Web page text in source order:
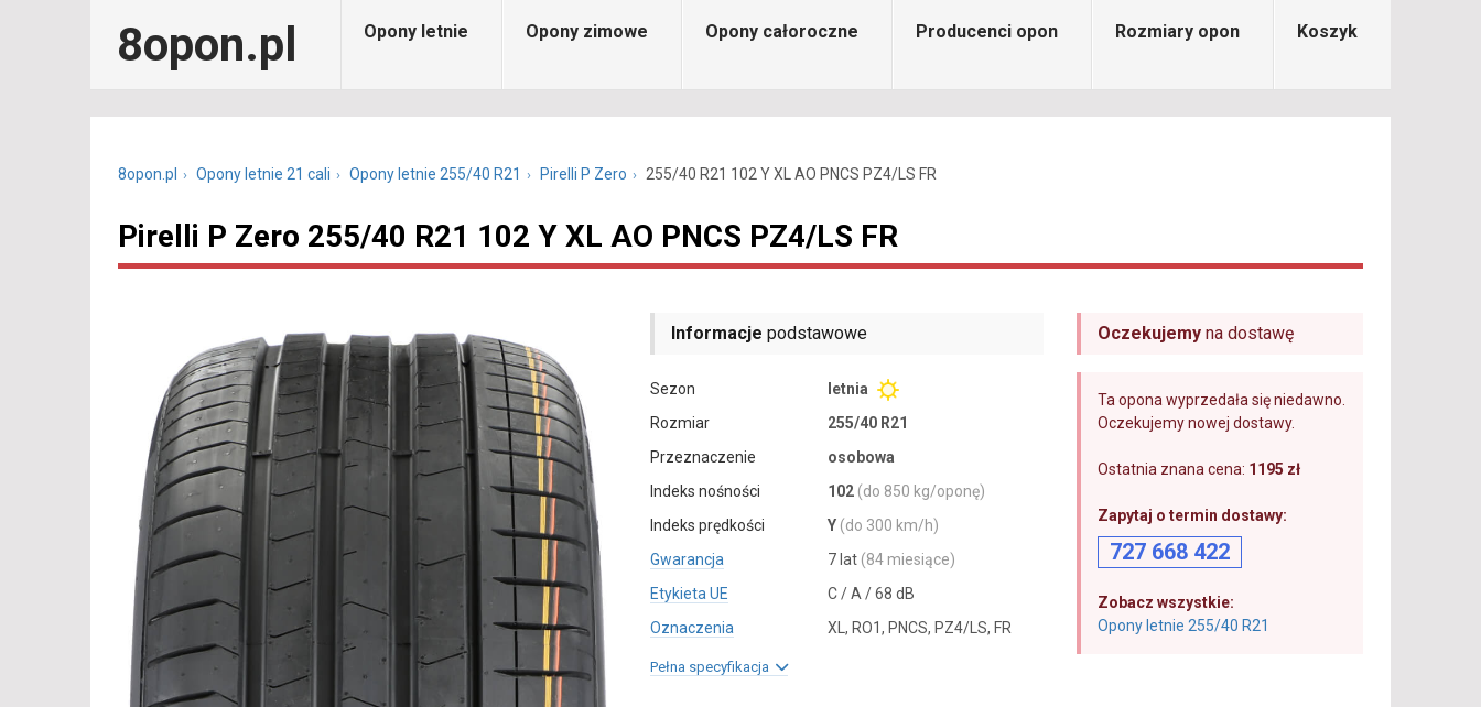
8opon.pl Opony letnie Opony zimowe Opony całoroczne Producenci opon Rozmiary opon Koszyk
8opon.pl Opony letnie 21 cali Opony letnie 255/40 R21 Pirelli P Zero 255/40 R21 102 Y XL AO PNCS PZ4/LS FR
Pirelli P Zero 255/40 R21 102 Y XL AO PNCS PZ4/LS FR
Informacje podstawowe
Sezon
letnia
Rozmiar
255/40 R21
Przeznaczenie
osobowa
Indeks nośności
102 (do 850 kg/oponę)
Indeks prędkości
Y (do 300 km/h)
Gwarancja
7 lat (84 miesiące)
Etykieta UE
C / A / 68 dB
Oznaczenia
XL, RO1, PNCS, PZ4/LS, FR
Pełna specyfikacja
Oczekujemyna dostawę
Ta opona wyprzedała się niedawno.
Oczekujemy nowej dostawy.
Ostatnia znana cena: 1195 zł
Zapytaj o termin dostawy:
727 668 422
Zobacz wszystkie:
Opony letnie 255/40 R21